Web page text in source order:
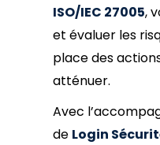
ISO/IEC 27005,
et évaluer les
place des
atténuer.
Avec
de Login